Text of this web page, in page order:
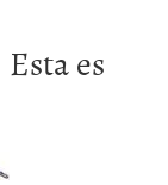
Esta es